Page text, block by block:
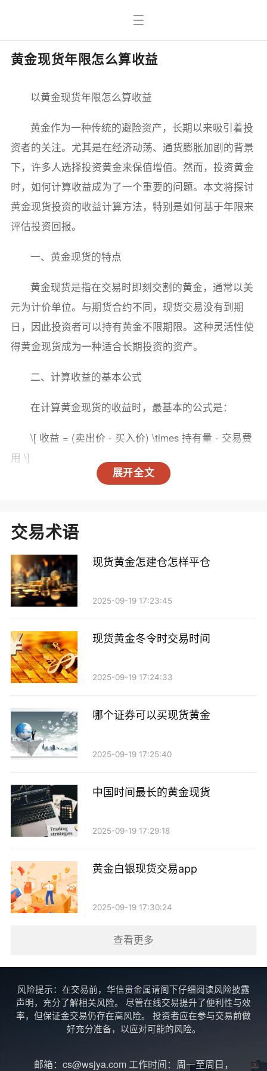
黄金现货年限怎么算收益
展开全文
以黄金现货年限怎么算收益
黄金作为一种传统的避险资产，长期以来吸引着投
资者的关注。尤其是在经济动荡、通货膨胀加剧的背景
下，许多人选择投资黄金来保值增值。然而，投资黄金
时，如何计算收益成为了一个重要的问题。本文将探讨
黄金现货投资的收益计算方法，特别是如何基于年限来
评估投资回报。
一、黄金现货的特点
黄金现货是指在交易时即刻交割的黄金，通常以美
元为计价单位。与期货合约不同，现货交易没有到期
日，因此投资者可以持有黄金不限期限。这种灵活性使
得黄金现货成为一种适合长期投资的资产。
二、计算收益的基本公式
在计算黄金现货的收益时，最基本的公式是：
\[ 收益 = (卖出价 - 买入价) \times 持有量 - 交易费
用 \]
其中，卖出价和买入价分别是投资者在出售和购买
常以盎司为单位），交易费用则包括佣金、税费等。
三、考虑时间因素
黄金的价格波动与时间密切相关。因此，评估收益
时，年限是一个不可忽视的因素。为了更好地理解收益
是将投资收益转化为每年收益的标准化指标，计算公式
如下：
\right)^{\frac{1}{投资年限}} - 1 \]
例如，假设投资者在2020年以每盎司1500美元的价
格出售。其初始投资为15000美元（1500美元×10盎
司），最终价值为20000美元（2000美元×10盎司）。
那么，年化收益率的计算如下：
\right)^{\frac{1}{3}} - 1 \approx 0.0862 \text{ 或 } 8.62\%
\]
求上升，价格上涨，反之则可能下跌。
2. 利率水平：利率的变化对黄金投资收益有重要影
黄金价格下跌；而利率下降则可能刺激黄金价格上涨。
交易术语
现货黄金怎建仓怎样平仓
2025-09-19 17:23:45
现货黄金冬令时交易时间
2025-09-19 17:24:33
哪个证券可以买现货黄金
2025-09-19 17:25:40
中国时间最长的黄金现货
2025-09-19 17:29:18
黄金白银现货交易app
2025-09-19 17:30:24
查看更多
风险提示：在交易前，华信贵金属请阁下仔细阅读风险披露
声明，充分了解相关风险。 尽管在线交易提升了便利性与效
率，但保证金交易仍存在高风险。 投资者应在参与交易前做
好充分准备，以应对可能的风险。
邮箱：cs@wsjya.com 工作时间：周一至周日，